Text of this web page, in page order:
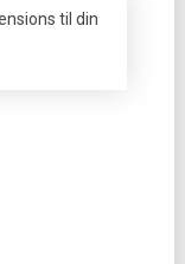
til din